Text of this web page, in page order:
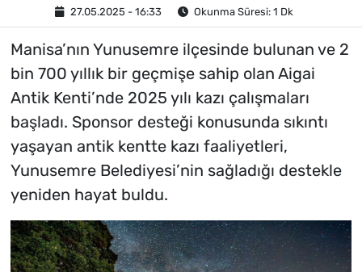
27.05.2025 - 16:33 Okunma Süresi: 1 Dk
Manisa’nın Yunusemre ilçesinde bulunan ve 2
bin 700 yıllık bir geçmişe sahip olan Aigai
Antik Kenti’nde 2025 yılı kazı çalışmaları
başladı. Sponsor desteği konusunda sıkıntı
yaşayan antik kentte kazı faaliyetleri,
Yunusemre Belediyesi’nin sağladığı destekle
yeniden hayat buldu.